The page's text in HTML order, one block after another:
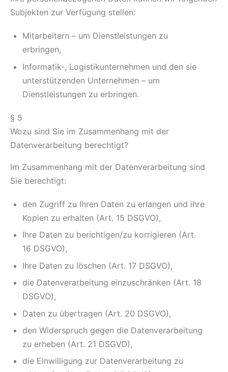
Subjekten zur Verfügung stellen:
Mitarbeitern – um Dienstleistungen zu
erbringen,
Informatik-, Logistikunternehmen und den sie
unterstützenden Unternehmen – um
Dienstleistungen zu erbringen.
§ 5
Wozu sind Sie im Zusammenhang mit der
Datenverarbeitung berechtigt?
Im Zusammenhang mit der Datenverarbeitung sind
Sie berechtigt:
den Zugriff zu Ihren Daten zu erlangen und ihre
Kopien zu erhalten (Art. 15 DSGVO),
Ihre Daten zu berichtigen/zu korrigieren (Art.
16 DSGVO),
Ihre Daten zu löschen (Art. 17 DSGVO),
die Datenverarbeitung einzuschränken (Art. 18
DSGVO),
Daten zu übertragen (Art. 20 DSGVO),
den Widerspruch gegen die Datenverarbeitung
zu erheben (Art. 21 DSGVO),
die Einwilligung zur Datenverarbeitung zu